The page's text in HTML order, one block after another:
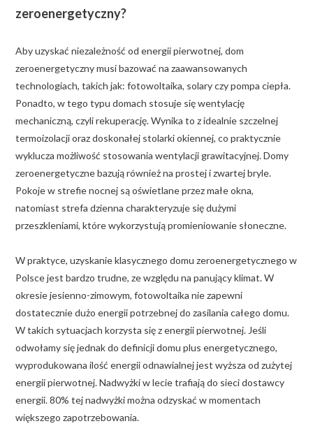
zeroenergetyczny?
Aby uzyskać niezależność od energii pierwotnej, dom
zeroenergetyczny musi bazować na zaawansowanych
technologiach, takich jak: fotowoltaika, solary czy pompa ciepła.
Ponadto, w tego typu domach stosuje się wentylację
mechaniczną, czyli rekuperację. Wynika to z idealnie szczelnej
termoizolacji oraz doskonałej stolarki okiennej, co praktycznie
wyklucza możliwość stosowania wentylacji grawitacyjnej. Domy
zeroenergetyczne bazują również na prostej i zwartej bryle.
Pokoje w strefie nocnej są oświetlane przez małe okna,
natomiast strefa dzienna charakteryzuje się dużymi
przeszkleniami, które wykorzystują promieniowanie słoneczne.
W praktyce, uzyskanie klasycznego domu zeroenergetycznego w
Polsce jest bardzo trudne, ze względu na panujący klimat. W
okresie jesienno-zimowym, fotowoltaika nie zapewni
dostatecznie dużo energii potrzebnej do zasilania całego domu.
W takich sytuacjach korzysta się z energii pierwotnej. Jeśli
odwołamy się jednak do definicji domu plus energetycznego,
wyprodukowana ilość energii odnawialnej jest wyższa od zużytej
energii pierwotnej. Nadwyżki w lecie trafiają do sieci dostawcy
energii. 80% tej nadwyżki można odzyskać w momentach
większego zapotrzebowania.